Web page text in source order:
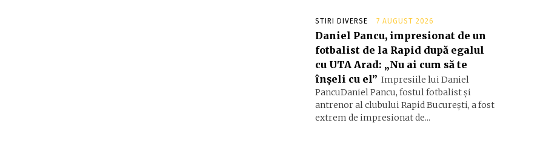
STIRI DIVERSE 7 AUGUST 2026
Daniel Pancu, impresionat de un
fotbalist de la Rapid după egalul
cu UTA Arad: „Nu ai cum să te
înșeli cu el” Impresiile lui Daniel
PancuDaniel Pancu, fostul fotbalist și
antrenor al clubului Rapid București, a fost
extrem de impresionat de...